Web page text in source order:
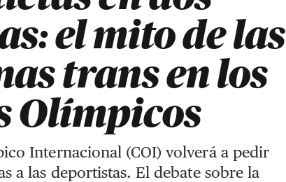
el mito de las
trans en los
Olímpicos
Internacional (COI) volverá a pedir
a las deportistas. El debate sobre la